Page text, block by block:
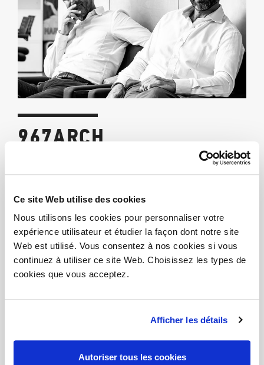
Ce site Web utilise des cookies
Nous utilisons les cookies pour personnaliser votre
expérience utilisateur et étudier la façon dont notre site
Web est utilisé. Vous consentez à nos cookies si vous
continuez à utiliser ce site Web. Choisissez les types de
cookies que vous acceptez.
Afficher les détails
Autoriser tous les cookies
967ARCH
“967arch, founded by Cesare Chichi and Stefano
worldwide.Their team focuses on attention to detail,
cost control, and innovation, crafting unique spaces for
various clients, both public and private.Rejecting
established patterns, they approach each project
uniquely, integrating research, experimentation, and
cross-sector influences to achieve refined and
Office sectors.